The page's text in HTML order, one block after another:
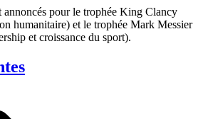
annoncés pour le trophée King Clancy
humanitaire) et le trophée Mark Messier
et croissance du sport).